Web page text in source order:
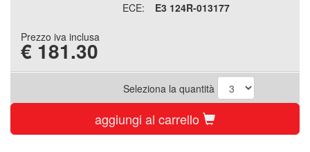
ECE:
E3 124R-013177
Prezzo iva inclusa
€ 181.30
Seleziona la quantità
aggiungi al carrello